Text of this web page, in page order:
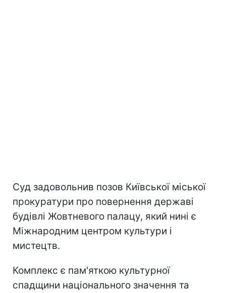
Суд задовольнив позов Київської міської
прокуратури про повернення державі
будівлі Жовтневого палацу, який нині є
Міжнародним центром культури і
мистецтв.
Комплекс є пам'яткою культурної
спадщини національного значення та